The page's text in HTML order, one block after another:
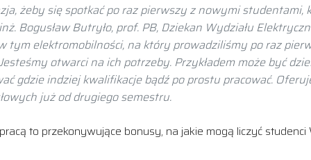
żeby się spotkać po raz pierwszy z nowymi
Bogusław Butryło, prof. PB, Dziekan Wydziału
elektromobilności, na który prowadziliśmy po raz
otwarci na ich potrzeby. Przykładem może być
gdzie indziej kwalifikacje bądź po prostu pracować.
już od drugiego semestru.
to przekonywujące bonusy, na jakie mogą liczyć studenci